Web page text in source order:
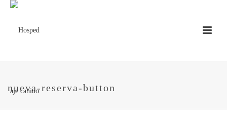
nueva-reserva-button